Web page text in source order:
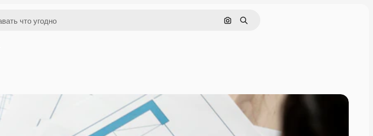
Поиск по изображению
Поиск